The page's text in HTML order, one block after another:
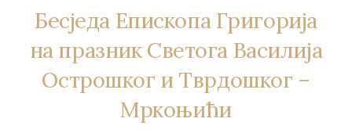
Бесједа Епископа Григорија
на празник Светога Василија
Острошког и Тврдошког –
Мркоњићи